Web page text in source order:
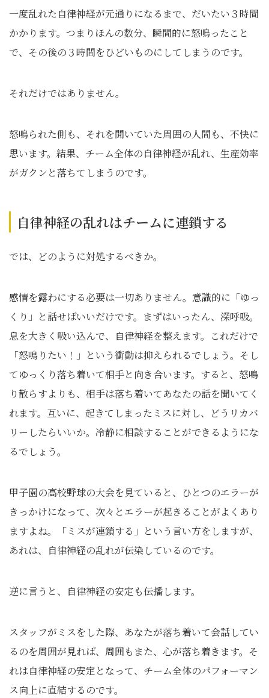
一度乱れた自律神経が元通りになるまで、だいたい３時間
かかります。つまりほんの数分、瞬間的に怒鳴ったこと
で、その後の３時間をひどいものにしてしまうのです。
それだけではありません。
怒鳴られた側も、それを聞いていた周囲の人間も、不快に
思います。結果、チーム全体の自律神経が乱れ、生産効率
がガクンと落ちてしまうのです。
自律神経の乱れはチームに連鎖する
では、どのように対処するべきか。
感情を露わにする必要は一切ありません。意識的に「ゆっ
くり」と話せばいいだけです。まずはいったん、深呼吸。
息を大きく吸い込んで、自律神経を整えます。これだけで
「怒鳴りたい！」という衝動は抑えられるでしょう。そし
てゆっくり落ち着いて相手と向き合います。すると、怒鳴
り散らすよりも、相手は落ち着いてあなたの話を聞いてく
れます。互いに、起きてしまったミスに対し、どうリカバ
リーしたらいいか。冷静に相談することができるようにな
るでしょう。
甲子園の高校野球の大会を見ていると、ひとつのエラーが
きっかけになって、次々とエラーが起きることがよくあり
ますよね。「ミスが連鎖する」という言い方をしますが、
あれは、自律神経の乱れが伝染しているのです。
逆に言うと、自律神経の安定も伝播します。
スタッフがミスをした際、あなたが落ち着いて会話してい
るのを周囲が見れば、周囲もまた、心が落ち着きます。そ
れは自律神経の安定となって、チーム全体のパフォーマン
ス向上に直結するのです。